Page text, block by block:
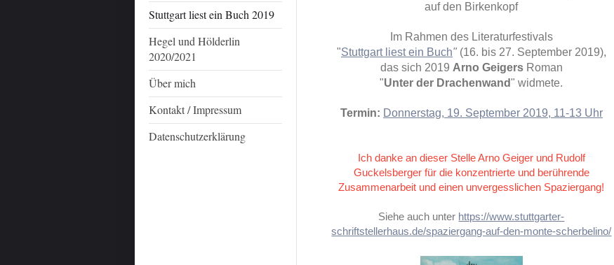
Stuttgart liest ein Buch 2019
Hegel und Hölderlin
2020/2021
Über mich
Kontakt / Impressum
Datenschutzerklärung
auf den Birkenkopf
Im Rahmen des Literaturfestivals
"Stuttgart liest ein Buch"(16. bis 27. September 2019),
das sich 2019 Arno GeigersRoman
"Unter der Drachenwand" widmete.
Termin: Donnerstag, 19. September 2019, 11-13 Uhr
Ich danke an dieser Stelle Arno Geiger und Rudolf
Guckelsberger für die konzentrierte und berührende
Zusammenarbeit und einen unvergesslichen Spaziergang!
Siehe auch unter https://www.stuttgarter-
schriftstellerhaus.de/spaziergang-auf-den-monte-scherbelino/